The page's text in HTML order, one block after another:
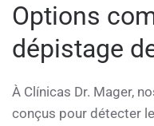
Options
dépistage
À Clínicas Dr. Mager,
conçus pour détecter